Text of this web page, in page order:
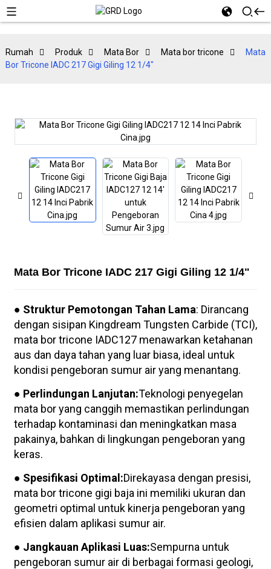
Rumah Produk Mata Bor Mata bor tricone
Mata
Bor Tricone IADC 217 Gigi Giling 12 1/4"
Mata Bor Tricone IADC 217 Gigi Giling 12 1/4"
● Struktur Pemotongan Tahan Lama: Dirancang
dengan sisipan Kingdream Tungsten Carbide (TCI),
mata bor tricone IADC127 menawarkan ketahanan
aus dan daya tahan yang luar biasa, ideal untuk
kondisi pengeboran sumur air yang menantang.
● Perlindungan Lanjutan:Teknologi penyegelan
mata bor yang canggih memastikan perlindungan
terhadap kontaminasi dan meningkatkan masa
pakainya, bahkan di lingkungan pengeboran yang
keras.
● Spesifikasi Optimal:Direkayasa dengan presisi,
mata bor tricone gigi baja ini memiliki ukuran dan
geometri optimal untuk kinerja pengeboran yang
efisien dalam aplikasi sumur air.
● Jangkauan Aplikasi Luas:Sempurna untuk
pengeboran sumur air di berbagai formasi geologi,